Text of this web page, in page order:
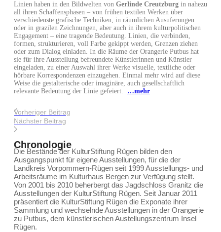
Linien haben in den Bildwelten von Gerlinde Creutzburg in nahezu
all ihren Schaffensphasen – von frühen textilen Werken über
verschiedenste grafische Techniken, in räumlichen Ausuferungen
oder in grazilen Zeichnungen, aber auch in ihrem kulturpolitischen
Engagement – eine tragende Bedeutung. Linien, die verbinden,
formen, strukturieren, voll Farbe gekippt werden, Grenzen ziehen
oder zum Dialog einladen. In die Räume der Orangerie Putbus hat
sie für ihre Ausstellung befreundete Künstlerinnen und Künstler
eingeladen, zu einer Auswahl ihrer Werke visuelle, textliche oder
hörbare Korrespondenzen einzugehen. Einmal mehr wird auf diese
Weise die gestalterische oder imaginäre, auch gesellschaftlich
relevante Bedeutung der Linie gefeiert. …mehr
Vorheriger Beitrag
Nächster Beitrag
Chronologie
Die Bestände der KulturStiftung Rügen bilden den
Ausgangspunkt für eigene Ausstellungen, für die der
Landkreis Vorpommern-Rügen seit 1999 Ausstellungs- und
Arbeitsräume im Kulturhaus Bergen zur Verfügung stellt.
Von 2001 bis 2010 beherbergt das Jagdschloss Granitz die
Ausstellungen der KulturStiftung Rügen. Seit Januar 2011
präsentiert die KulturStiftung Rügen die Exponate ihrer
Sammlung und wechselnde Ausstellungen in der Orangerie
zu Putbus, dem künstlerischen Austellungszentrum Insel
Rügen.